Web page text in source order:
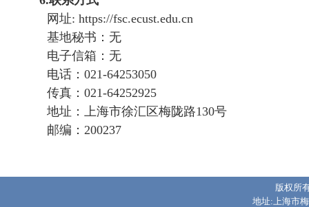
网址: https://fsc.ecust.edu.cn
基地秘书：无
电子信箱： 无
电话：021-64253050
传真：021-64252925
地址：上海市徐汇区梅陇路130号
邮编：200237
版权所
地址:上海市